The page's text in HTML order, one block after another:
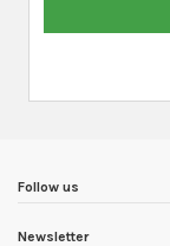
Follow us
Newsletter